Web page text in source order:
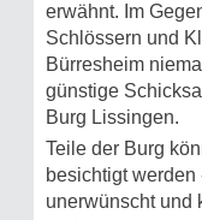
erwähnt. Im
Schlössern und
Bürresheim
günstige
Burg Lissingen.
Teile der Burg
besichtigt
unerwünscht und